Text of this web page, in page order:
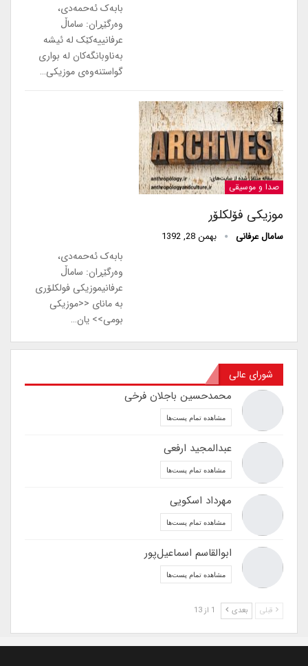
بابەک ئەحمەدی،
وەرگێڕان: ساماڵ
عرفانییەکێک لە ئیشە
بەناوبانگەکان لە بواری
گواستنەوەی موزیکی…
صدا و موسیقی
موزیکی فۆلکلۆر
سامال عرفانی بهمن 28, 1392
بابەک ئەحمەدی،
وەرگێڕان: ساماڵ
عرفانیموزیکی فولکلۆری
بە مانای <<موزیکی
بومی>> یان…
شورای عالی
محمدحسین باجلان فرخی
مشاهده تمام پست‌ها
عبدالمجید ارفعی
مشاهده تمام پست‌ها
مهرداد اسکویی
مشاهده تمام پست‌ها
ابوالقاسم اسماعیل‌پور
مشاهده تمام پست‌ها
قبلی بعدی